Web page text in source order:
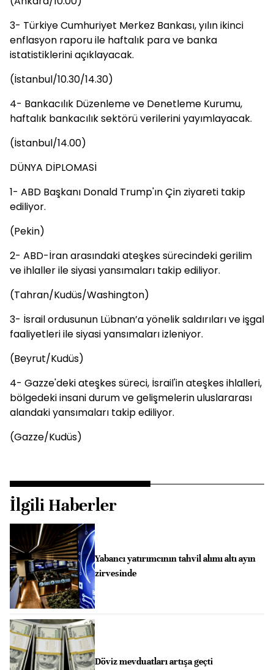
3- Türkiye Cumhuriyet Merkez Bankası, yılın ikinci
enflasyon raporu ile haftalık para ve banka
istatistiklerini açıklayacak.
(İstanbul/10.30/14.30)
4- Bankacılık Düzenleme ve Denetleme Kurumu,
haftalık bankacılık sektörü verilerini yayımlayacak.
(İstanbul/14.00)
DÜNYA DİPLOMASİ
1-⁠ ⁠ABD Başkanı Donald Trump'ın Çin ziyareti takip
ediliyor.
(Pekin)
2-⁠ ⁠ABD-İran arasındaki ateşkes sürecindeki gerilim
ve ihlaller ile siyasi yansımaları takip ediliyor.
(Tahran/Kudüs/Washington)
3-⁠ ⁠İsrail ordusunun Lübnan’a yönelik saldırıları ve işgal
faaliyetleri ile siyasi yansımaları izleniyor.
(Beyrut/Kudüs)
4⁠- ⁠Gazze'deki ateşkes süreci, İsrail'in ateşkes ihlalleri,
bölgedeki insani durum ve gelişmelerin uluslararası
alandaki yansımaları takip ediliyor.
(Gazze/Kudüs)
İlgili Haberler
Yabancı yatırımcının tahvil alımı altı ayın
zirvesinde
Döviz mevduatları artışa geçti